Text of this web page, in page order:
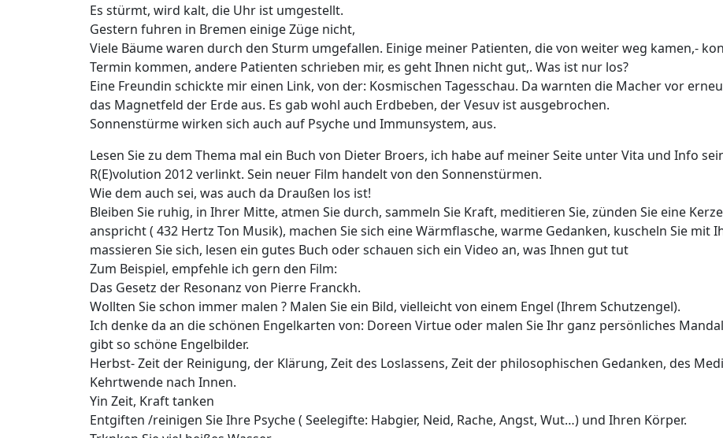
Es stürmt, wird kalt, die Uhr ist umgestellt.
Gestern fuhren in Bremen einige Züge nicht,
Viele Bäume waren durch den Sturm umgefallen. Einige meiner Patienten, die von weiter weg kamen,-
Termin kommen, andere Patienten schrieben mir, es geht Ihnen nicht gut,. Was ist nur los?
Eine Freundin schickte mir einen Link, von der: Kosmischen Tagesschau. Da warnten die Macher vor
das Magnetfeld der Erde aus. Es gab wohl auch Erdbeben, der Vesuv ist ausgebrochen.
Sonnenstürme wirken sich auch auf Psyche und Immunsystem, aus.
Lesen Sie zu dem Thema mal ein Buch von Dieter Broers, ich habe auf meiner Seite unter Vita und Info
R(E)volution 2012 verlinkt. Sein neuer Film handelt von den Sonnenstürmen.
Wie dem auch sei, was auch da Draußen los ist!
Bleiben Sie ruhig, in Ihrer Mitte, atmen Sie durch, sammeln Sie Kraft, meditieren Sie, zünden Sie eine
anspricht ( 432 Hertz Ton Musik), machen Sie sich eine Wärmflasche, warme Gedanken, kuscheln Sie mit
massieren Sie sich, lesen ein gutes Buch oder schauen sich ein Video an, was Ihnen gut tut
Zum Beispiel, empfehle ich gern den Film:
Das Gesetz der Resonanz von Pierre Franckh.
Wollten Sie schon immer malen ? Malen Sie ein Bild, vielleicht von einem Engel (Ihrem Schutzengel).
Ich denke da an die schönen Engelkarten von: Doreen Virtue oder malen Sie Ihr ganz persönliches
gibt so schöne Engelbilder.
Herbst- Zeit der Reinigung, der Klärung, Zeit des Loslassens, Zeit der philosophischen Gedanken, des
Kehrtwende nach Innen.
Yin Zeit, Kraft tanken
Entgiften /reinigen Sie Ihre Psyche ( Seelegifte: Habgier, Neid, Rache, Angst, Wut…) und Ihren Körper.